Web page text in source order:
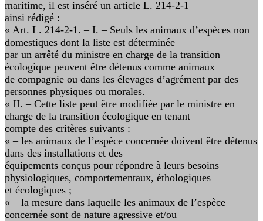
maritime, il est inséré un article L. 214-2-1
ainsi rédigé :
« Art. L. 214-2-1. – I. – Seuls les animaux d’espèces non
domestiques dont la liste est déterminée
par un arrêté du ministre en charge de la transition
écologique peuvent être détenus comme animaux
de compagnie ou dans les élevages d’agrément par des
personnes physiques ou morales.
« II. – Cette liste peut être modifiée par le ministre en
charge de la transition écologique en tenant
compte des critères suivants :
« – les animaux de l’espèce concernée doivent être détenus
dans des installations et des
équipements conçus pour répondre à leurs besoins
physiologiques, comportementaux, éthologiques
et écologiques ;
« – la mesure dans laquelle les animaux de l’espèce
concernée sont de nature agressive et/ou